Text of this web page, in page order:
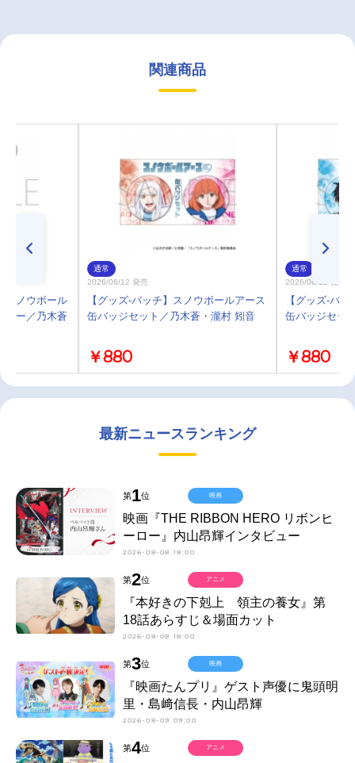
関連商品
スノウボール
ダー／乃木蒼
通常
2026/06/12 発売
【グッズ-バッチ】スノウボールアース
缶バッジセット／乃木蒼・瀧村 矧音
￥880
通常
2026/06/12 発売
【グッズ-バ
缶バッジセッ
￥880
最新ニュースランキング
第1位
映画『THE RIBBON HERO リボンヒ
ーロー』内山昂輝インタビュー
2026-08-08 18:00
映画
第2位
『本好きの下剋上 領主の養女』第
18話あらすじ＆場面カット
2026-08-08 18:00
アニメ
第3位
『映画たんプリ』ゲスト声優に鬼頭明
里・島﨑信長・内山昂輝
2026-08-09 09:00
映画
第4位 アニメ